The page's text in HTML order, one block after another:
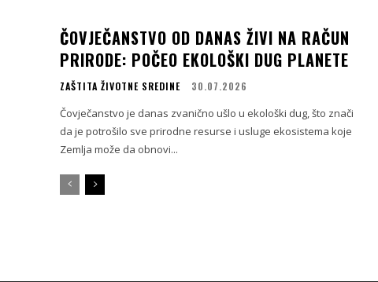
ČOVJEČANSTVO OD DANAS ŽIVI NA RAČUN
PRIRODE: POČEO EKOLOŠKI DUG PLANETE
ZAŠTITA ŽIVOTNE SREDINE 30.07.2026
Čovječanstvo je danas zvanično ušlo u ekološki dug, što znači
da je potrošilo sve prirodne resurse i usluge ekosistema koje
Zemlja može da obnovi...